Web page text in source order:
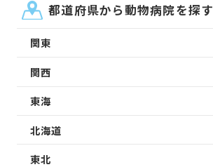
都道府県から動物病院を探す
関東
関西
東海
北海道
東北